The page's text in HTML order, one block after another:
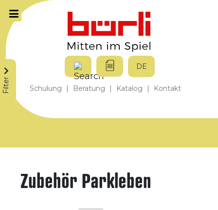
Schulung | Beratung | Katalog | Kontakt
DE
Zubehör Parkleben
Filter